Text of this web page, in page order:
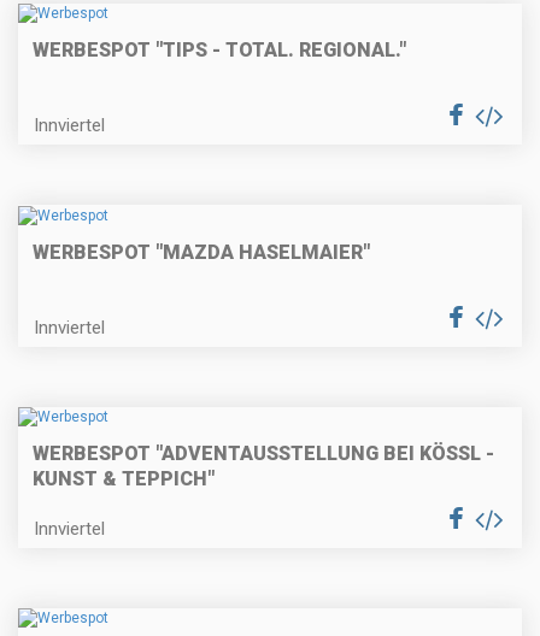
WERBESPOT "TIPS - TOTAL. REGIONAL."
Innviertel
WERBESPOT "MAZDA HASELMAIER"
Innviertel
WERBESPOT "ADVENTAUSSTELLUNG BEI KÖSSL -
KUNST & TEPPICH"
Innviertel